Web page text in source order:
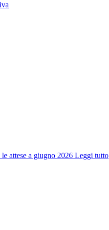
attese a giugno 2026 Leggi tutto